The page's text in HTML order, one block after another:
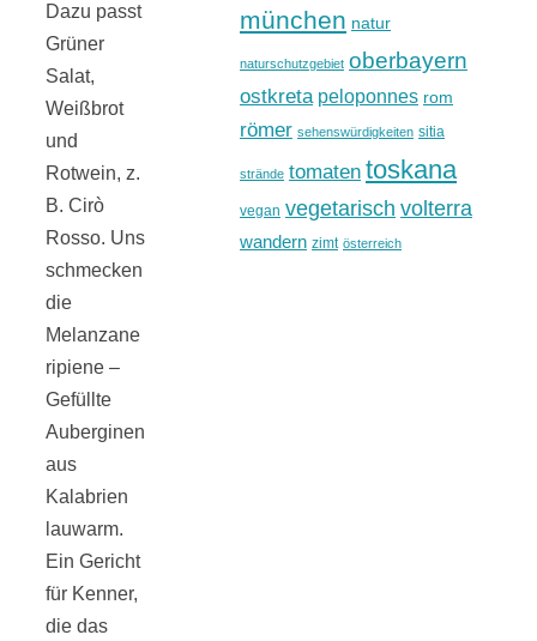
Dazu passt
Grüner
Salat,
Weißbrot
und
Rotwein, z.
B. Cirò
Rosso. Uns
schmecken
die
Melanzane
ripiene –
Gefüllte
Auberginen
aus
Kalabrien
lauwarm.
Ein Gericht
für Kenner,
die das
münchen natur
naturschutzgebiet oberbayern
ostkreta peloponnes rom
römer sehenswürdigkeiten sitia
strände tomaten toskana
vegan vegetarisch volterra
wandern zimt österreich